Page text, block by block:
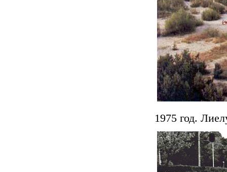
1975 год.